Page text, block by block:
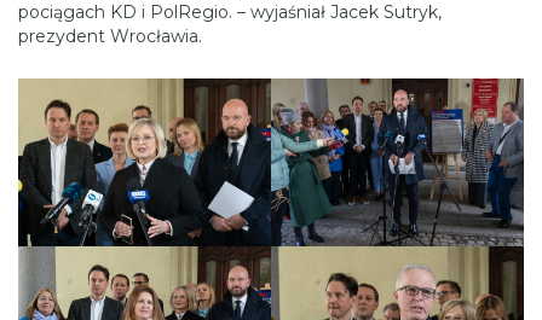
pociągach KD i PolRegio. – wyjaśniał Jacek Sutryk,
prezydent Wrocławia.